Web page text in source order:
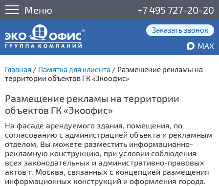
Меню +7 495 727-20-20
Заказать звонок
MAX
Главная / Памятка для клиента / Размещение рекламы на
территории объектов ГК «Экоофис»
Размещение рекламы на территории
объектов ГК «Экоофис»
На фасаде арендуемого здания, помещения, по
согласованию с администрацией объекта и рекламным
отделом, Вы можете разместить информационно-
рекламную конструкцию, при условии соблюдения
всех законодательных и административно-правовых
актов г. Москва, связанных с концепцией размещения
информационных конструкций и оформления города.